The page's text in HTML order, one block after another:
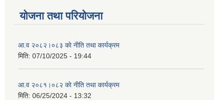
योजना तथा परियोजना
आ.व २०८२।०८३ काे नीति तथा कार्यक्रम
मिति: 07/10/2025 - 19:44
आ.व २०८१।०८२ काे नीति तथा कार्यक्रम
मिति: 06/25/2024 - 13:32